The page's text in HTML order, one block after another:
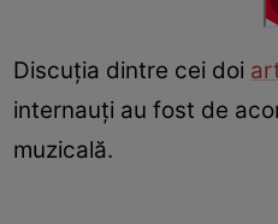
Discuția dintre cei doi
internauți au fost de
muzicală.